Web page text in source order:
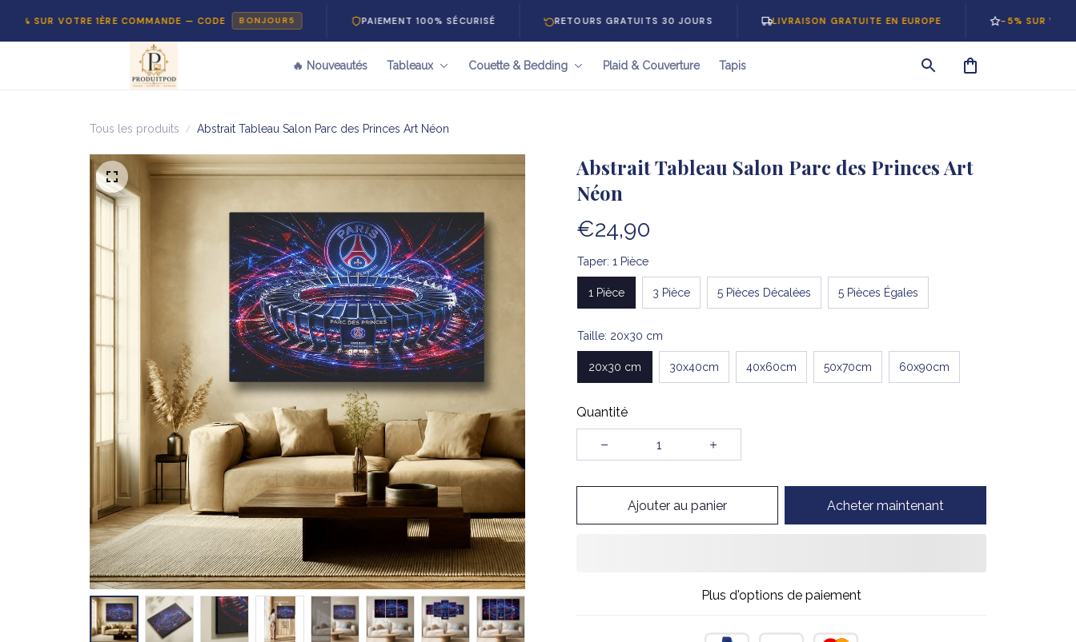
1ÈRE COMMANDE — CODE BONJOUR5 PAIEMENT 100% SÉCURISÉ RETOURS GRATUITS 30 JOURS LIVRAISON GRATUITE EN EUROPE -5% SUR VOTRE 1ÈRE
🔥 Nouveautés Tableaux Couette & Bedding Plaid & Couverture Tapis
Tous les produits Abstrait Tableau Salon Parc des Princes Art Néon
Abstrait Tableau Salon Parc des Princes Art
Néon
€24,90
Taper: 1 Pièce
1 Pièce 3 Pièce 5 Pièces Décalées 5 Pièces Égales
Taille: 20x30 cm
20x30 cm 30x40cm 40x60cm 50x70cm 60x90cm
Quantité
Ajouter au panier Acheter maintenant
Plus d'options de paiement